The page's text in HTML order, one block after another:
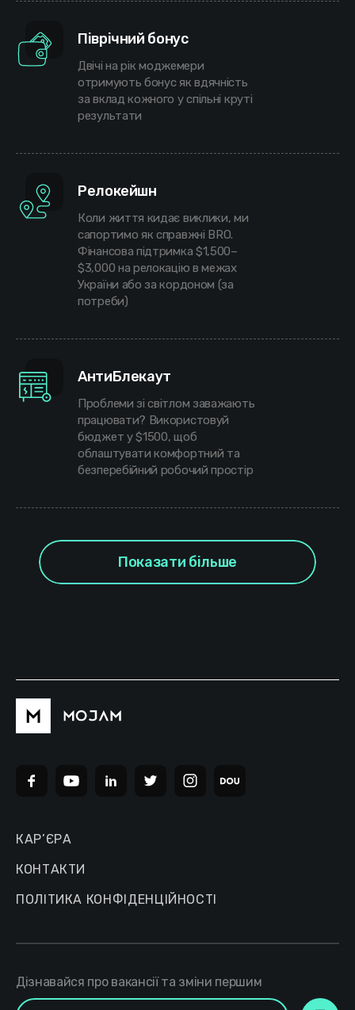
Піврічний бонус
Двічі на рік моджемери
отримують бонус як вдячність
за вклад кожного у спільні круті
результати
Релокейшн
Коли життя кидає виклики, ми
сапортимо як справжні BRO.
Фінансова підтримка $1,500–
$3,000 на релокацію в межах
України або за кордоном (за
потреби)
АнтиБлекаут
Проблеми зі світлом заважають
працювати? Використовуй
бюджет у $1500, щоб
облаштувати комфортний та
безперебійний робочий простір
Показати більше
КАР’ЄРА
КОНТАКТИ
ПОЛІТИКА КОНФІДЕНЦІЙНОСТІ
Дізнавайся про вакансії та зміни першим